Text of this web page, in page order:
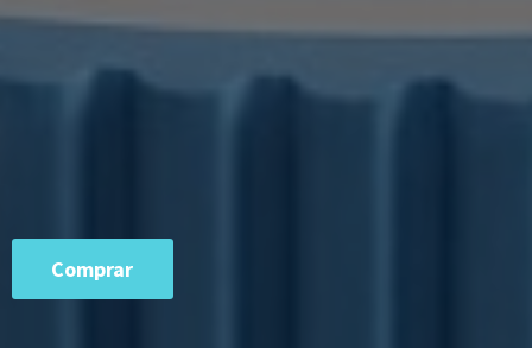
Comprar